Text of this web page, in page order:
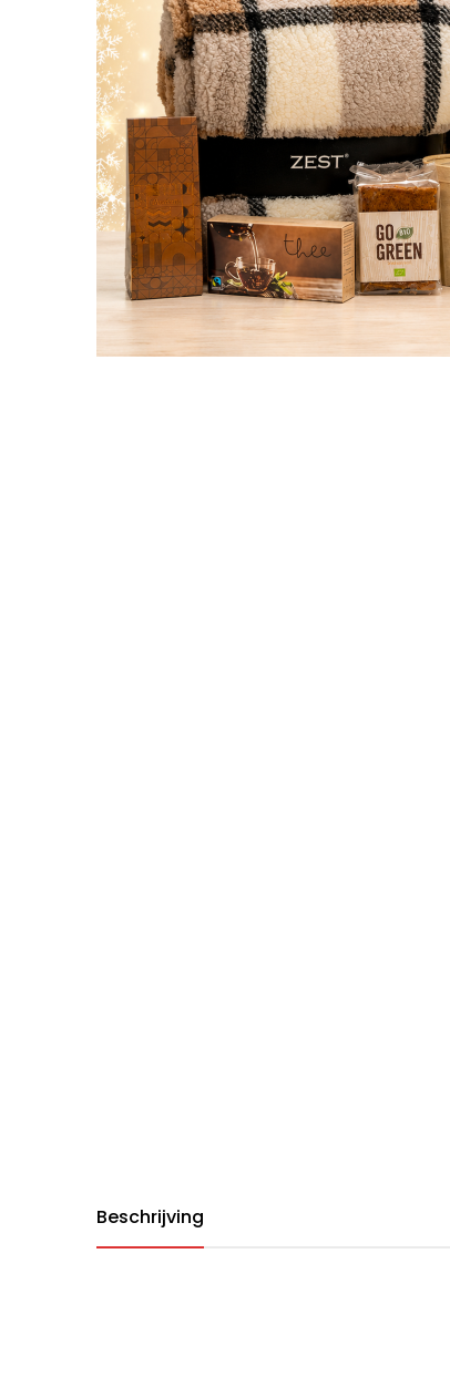
Beschrijving